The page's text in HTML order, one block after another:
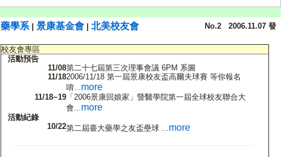
藥學系| 景康基金會 北美校友會 No.2 2006.11.07 發
校友會專區
活動預告
11/08第二十七屆第三次理事會議 6PM 系圖
11/182006/11/18 第一屆景康校友盃高爾夫球賽 等你報名
唷...more
11/18~19 「2006景康回娘家」暨醫學院第一屆全球校友聯合大
會...more
活動紀錄
10/22第二屆臺大藥學之友盃壘球 ...more